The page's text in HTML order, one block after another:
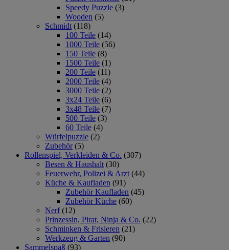
Speedy Puzzle (3)
Wooden (5)
Schmidt (118)
100 Teile (14)
1000 Teile (56)
150 Teile (8)
1500 Teile (1)
200 Teile (11)
2000 Teile (4)
3000 Teile (2)
3x24 Teile (6)
3x48 Teile (7)
500 Teile (3)
60 Teile (4)
Würfelpuzzle (2)
Zubehör (5)
Rollenspiel, Verkleiden & Co. (307)
Besen & Haushalt (30)
Feuerwehr, Polizei & Arzt (44)
Küche & Kaufladen (91)
Zubehör Kaufladen (45)
Zubehör Küche (60)
Nerf (12)
Prinzessin, Pirat, Ninja & Co. (22)
Schminken & Frisieren (21)
Werkzeug & Garten (90)
Sammelspaß (93)